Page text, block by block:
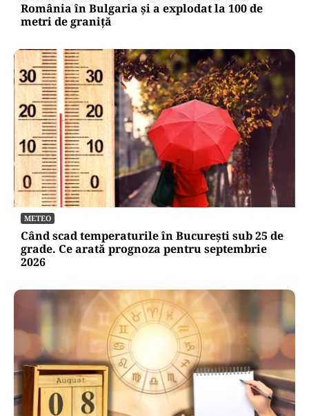
ACTUALITATE
Alertă de securitate. O dronă a intrat din
România în Bulgaria şi a explodat la 100 de
metri de graniţă